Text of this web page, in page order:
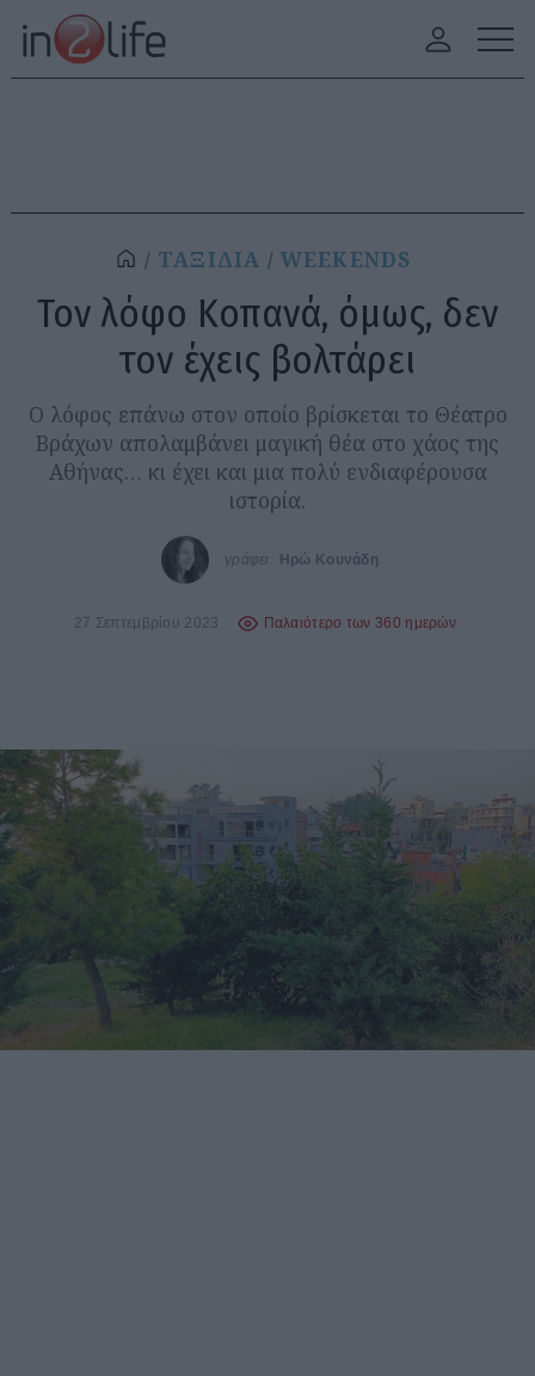
ΤΑΞΙΔΙΑ WEEKENDS
Τον λόφο Κοπανά, όμως, δεν
τον έχεις βολτάρει
Ο λόφος επάνω στον οποίο βρίσκεται το Θέατρο
Βράχων απολαμβάνει μαγική θέα στο χάος της
Αθήνας… κι έχει και μια πολύ ενδιαφέρουσα
ιστορία.
γράφει: Ηρώ Κουνάδη
27 Σεπτεμβρίου 2023 Παλαιότερο των 360 ημερών